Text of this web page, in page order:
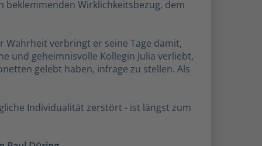
Wirklichkeitsbezug, dem
Wahrheit verbringt er seine Tage damit,
und geheimnisvolle Kollegin Julia verliebt,
gelebt haben, infrage zu stellen. Als
Individualität zerstört - ist längst zum